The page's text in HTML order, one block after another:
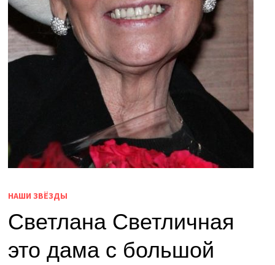
НАШИ ЗВЁЗДЫ
Светлана Светличная
это дама с большой